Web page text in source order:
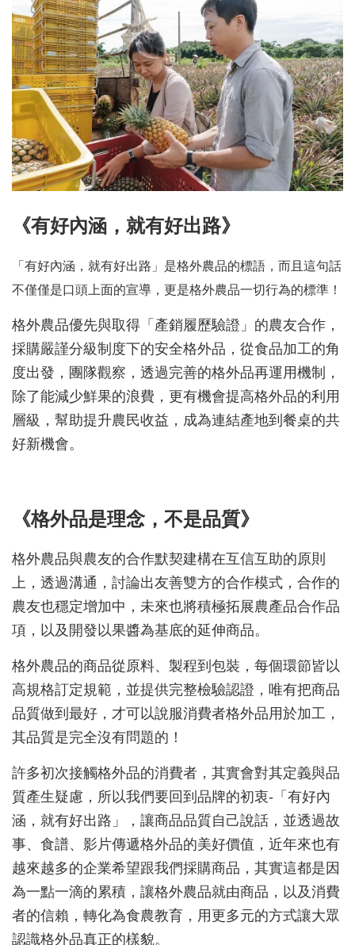
《有好內涵，就有好出路》
「有好內涵，就有好出路」是格外農品的標語，而且這句話
不僅僅是口頭上面的宣導，更是格外農品一切行為的標準！
格外農品優先與取得「產銷履歷驗證」的農友合作，
採購嚴謹分級制度下的安全格外品，從食品加工的角
度出發，團隊觀察，透過完善的格外品再運用機制，
除了能減少鮮果的浪費，更有機會提高格外品的利用
層級，幫助提升農民收益，成為連結產地到餐桌的共
好新機會。
《格外品是理念，不是品質》
格外農品與農友的合作默契建構在互信互助的原則
上，透過溝通，討論出友善雙方的合作模式，合作的
農友也穩定增加中，未來也將積極拓展農產品合作品
項，以及開發以果醬為基底的延伸商品。
格外農品的商品從原料、製程到包裝，每個環節皆以
高規格訂定規範，並提供完整檢驗認證，唯有把商品
品質做到最好，才可以說服消費者格外品用於加工，
其品質是完全沒有問題的！
許多初次接觸格外品的消費者，其實會對其定義與品
質產生疑慮，所以我們要回到品牌的初衷-「有好內
涵，就有好出路」，讓商品品質自己說話，並透過故
事、食譜、影片傳遞格外品的美好價值，近年來也有
越來越多的企業希望跟我們採購商品，其實這都是因
為一點一滴的累積，讓格外農品就由商品，以及消費
者的信賴，轉化為食農教育，用更多元的方式讓大眾
認識格外品真正的樣貌。